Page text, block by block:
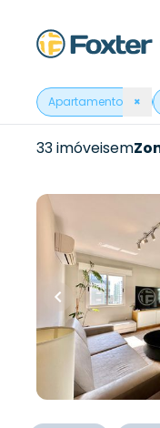
Apartamento ×
33 imóveisem
1.730.000,00
R$
% OFF
m²•4quartos
vagas
Apartamento
Avenida Central,
Canoa